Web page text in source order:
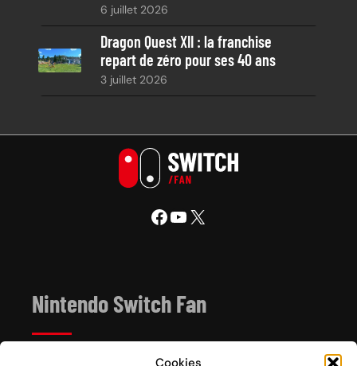
Cookies
6 juillet 2026
Dragon Quest XII : la franchise
repart de zéro pour ses 40 ans
3 juillet 2026
Facebook YouTube X
Nintendo Switch Fan